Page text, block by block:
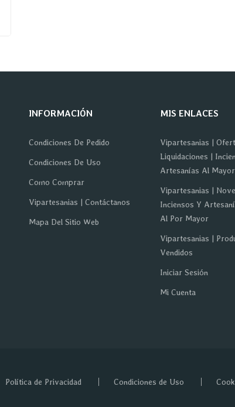
INFORMACIÓN
Condiciones De Pedido
Condiciones De Uso
Como Comprar
Vipartesanias | Contáctanos
Mapa Del Sitio Web
MIS ENLACES
Vipartesanias |
Liquidaciones |
Artesanías Al Mayor
Vipartesanias |
Inciensos Y
Al Por Mayor
Vipartesanias |
Vendidos
Iniciar Sesión
Mi Cuenta
Política de Privacidad Condiciones de Uso